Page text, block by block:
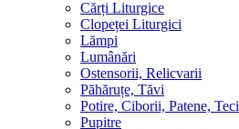
Cărți Liturgice
Clopeței Liturgici
Lămpi
Lumânări
Ostensorii, Relicvarii
Păhăruțe, Tăvi
Potire, Ciborii, Patene, Teci
Pupitre